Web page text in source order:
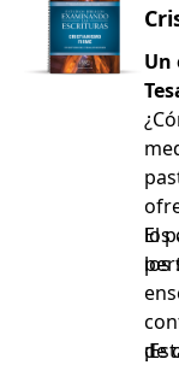
Un
los
El
los
de